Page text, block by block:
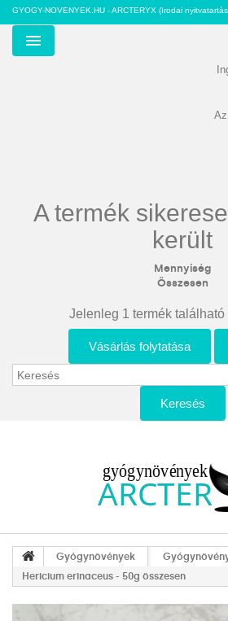
GYOGY-NOVENYEK.HU - ARCTERYX (Irodai
Menu
A termék
került
Mennyiség
Összesen
Jelenleg 1 termék található
Vásárlás folytatása
Keresés
Gyógynövények
Hericium erinaceus - 50g összesen